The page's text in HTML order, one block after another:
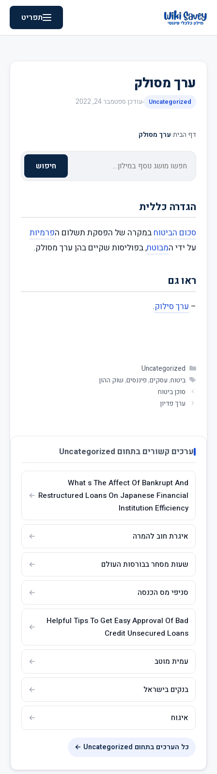
תפריט
ערך מסולק
Uncategorized עודכן ספטמבר 24, 2022
דף הבית›ערך מסולק
חיפוש
הגדרה כללית
סכום הביטוח במקרה של הפסקת תשלום הפרמיות
על ידי המבוטח, בפוליסות שקיים בהן ערך מסולק.
ראו גם
– ערך סילוק.
Uncategorized
ביטוח, עסקים, פיננסים, שוק ההון
סוכן ביטוח
ערך פדיון
ערכים קשורים בתחום Uncategorized
What s The Affect Of Bankrupt And
Restructured Loans On Japanese Financial
Institution Efficiency
איגרת חוב להמרה
שעות מסחר בבורסות העולם
סניפי מס הכנסה
Helpful Tips To Get Easy Approval Of Bad
Credit Unsecured Loans
עמית מוטב
בנקים בישראל
איגוח
כל הערכים בתחום Uncategorized ←